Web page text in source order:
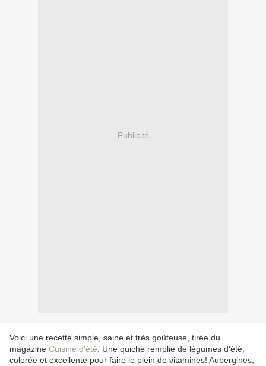
Publicité
Voici une recette simple, saine et très goûteuse, tirée du
magazine Cuisine d'été . Une quiche remplie de légumes d'été,
colorée et excellente pour faire le plein de vitamines! Aubergines,